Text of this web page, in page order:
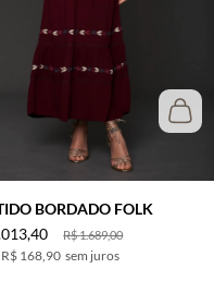
BORDADO FOLK
R$1.689,00
013,40
R$ 168,90 sem juros